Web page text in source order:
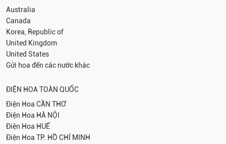
Australia
Canada
Korea, Republic of
United Kingdom
United States
Gửi hoa đến các nước khác
ĐIỆN HOA TOÀN QUỐC
Điện Hoa CẦN THƠ
Điện Hoa HÀ NỘI
Điện Hoa HUẾ
Điện Hoa TP. HỒ CHÍ MINH